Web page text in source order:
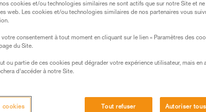
Trouvez un revendeur
cookies et/ou technologies similaires ne sont actifs que sur notre Site et
web. Les cookies et/ou technologies similaires de nos partenaires vous
votre consentement à tout moment en cliquant sur le lien « Paramètres des
du Site.
ou partie de ces cookies peut dégrader votre expérience utilisateur, mais en
d’accéder à notre Site.
Tout refuser Autoriser
cookies